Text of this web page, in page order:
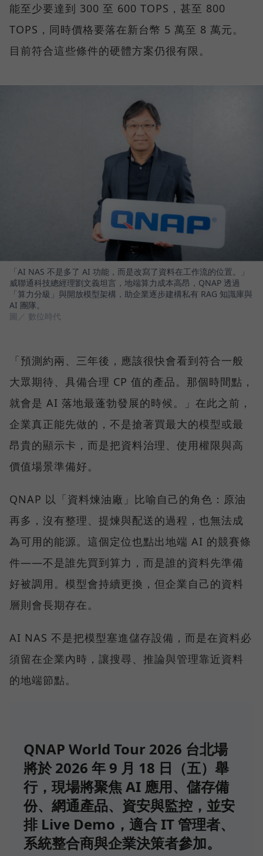
能至少要達到 300 至 600 TOPS，甚至 800
TOPS，同時價格要落在新台幣 5 萬至 8 萬元。
目前符合這些條件的硬體方案仍很有限。
「AI NAS 不是多了 AI 功能，而是改寫了資料在工作流的位置。」
威聯通科技總經理劉文義坦言，地端算力成本高昂，QNAP 透過
「算力分級」與開放模型架構，助企業逐步建構私有 RAG 知識庫與
AI 團隊。
圖／ 數位時代
「預測約兩、三年後，應該很快會看到符合一般
大眾期待、具備合理 CP 值的產品。那個時間點，
就會是 AI 落地最蓬勃發展的時候。」在此之前，
企業真正能先做的，不是搶著買最大的模型或最
昂貴的顯示卡，而是把資料治理、使用權限與高
價值場景準備好。
QNAP 以「資料煉油廠」比喻自己的角色：原油
再多，沒有整理、提煉與配送的過程，也無法成
為可用的能源。這個定位也點出地端 AI 的競賽條
件——不是誰先買到算力，而是誰的資料先準備
好被調用。模型會持續更換，但企業自己的資料
層則會長期存在。
AI NAS 不是把模型塞進儲存設備，而是在資料必
須留在企業內時，讓搜尋、推論與管理靠近資料
的地端節點。
QNAP World Tour 2026 台北場
將於 2026 年 9 月 18 日（五）舉
行，現場將聚焦 AI 應用、儲存備
份、網通產品、資安與監控，並安
排 Live Demo，適合 IT 管理者、
系統整合商與企業決策者參加。